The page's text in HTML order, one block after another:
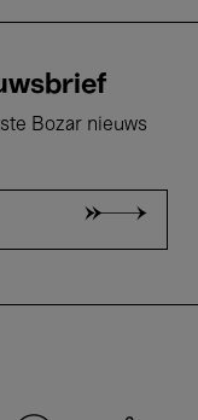
Bozar nieuws